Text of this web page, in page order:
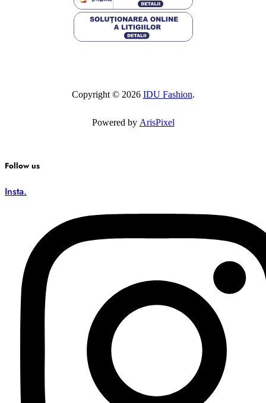
Copyright © 2026 IDU Fashion.
Powered by ArisPixel
Follow us
Insta.